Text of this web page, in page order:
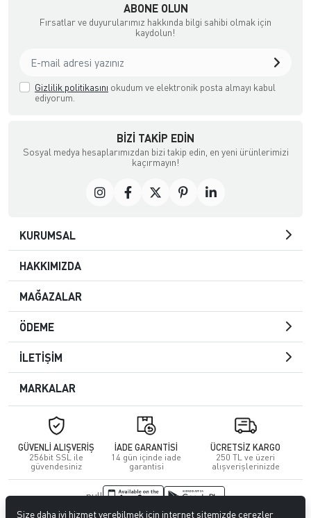
ABONE OLUN
Fırsatlar ve duyurularımız hakkında bilgi sahibi olmak için
kaydolun!
Gizlilik politikasını okudum ve elektronik posta almayı kabul
ediyorum.
BIZI TAKIP EDIN
Sosyal medya hesaplarımızdan bizi takip edin, en yeni ürünlerimizi
kaçırmayın!
KURUMSAL
HAKKIMIZDA
MAĞAZALAR
ÖDEME
İLETİŞİM
MARKALAR
GÜVENLİ ALIŞVERİŞ
256bit SSL ile
güvendesiniz
İADE GARANTİSİ
14 gün içinde iade
garantisi
ÜCRETSİZ KARGO
250 TL ve üzeri
alışverişlerinizde
null
Size daha iyi hizmet verebilmek için internet sitemizde çerezler